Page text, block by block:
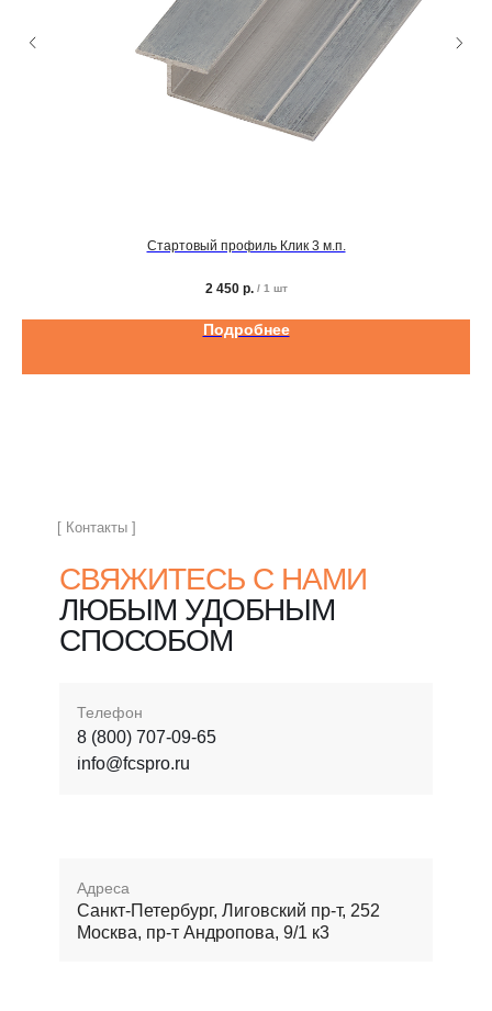
Стартовый профиль Клик 3 м.п.
2 450 р. / 1 шт
Подробнее
Адреса
Санкт-Петербург, Лиговский пр-т, 252
Москва, пр-т Андропова, 9/1 к3
Телефон
8 (800) 707-09-65
info@fcspro.ru
СВЯЖИТЕСЬ С НАМИ
ЛЮБЫМ УДОБНЫМ
СПОСОБОМ
[ Контакты ]